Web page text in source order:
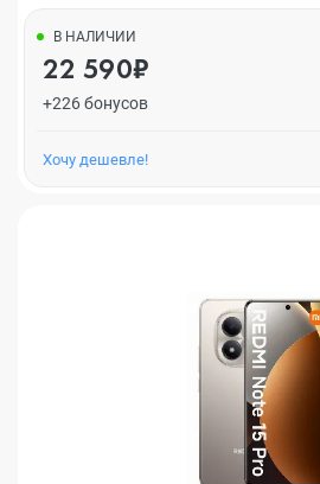
В НАЛИЧИИ
22 590₽
+226 бонусов
Хочу дешевле!